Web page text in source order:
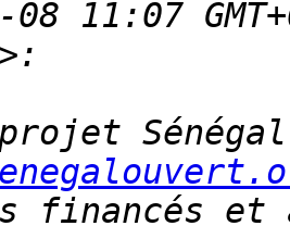
08 11:07
financés et